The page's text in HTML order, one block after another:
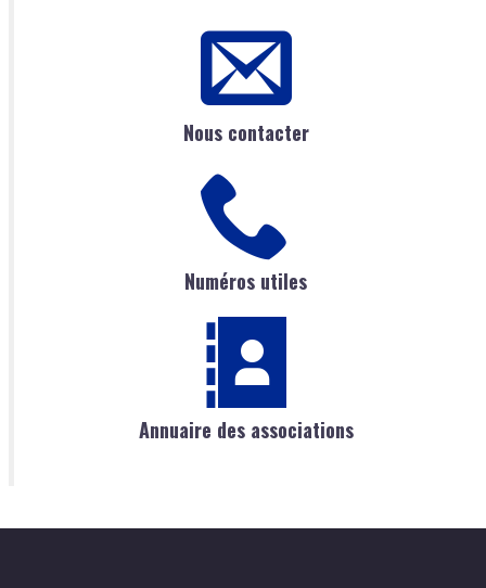
Nous contacter
Numéros utiles
Annuaire des associations